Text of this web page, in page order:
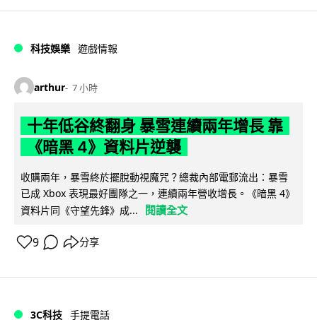
科技娛樂 遊戲情報
arthur 7 小時
十年低谷終翻身 暴雪連續兩年增長 靠
《暗黑 4》資料片逆襲
收購兩年，暴雪終於擺脫動視魔咒？總裁內部電郵流出：暴雪
已成 Xbox 表現最好團隊之一，連續兩年營收增長。《暗黑 4》
資料片同《守望先鋒》成...
閱讀全文
9 分享
3C科技 手提電話